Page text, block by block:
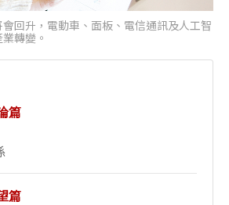
回升，電動車、面板、電信通訊及人工智
轉變。
篇
篇